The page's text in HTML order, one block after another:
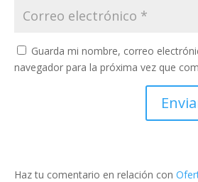
Guarda mi nombre, correo
navegador para la próxima vez que
Haz tu comentario en relación con